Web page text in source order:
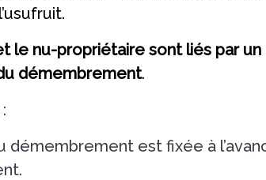
le nu-propriétaire sont liés par
démembrement.
démembrement est fixée à